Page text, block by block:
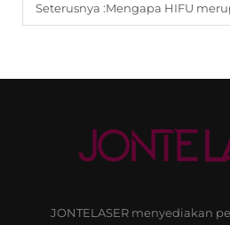
Seterusnya :Mengapa HIFU merupakan rawatan pilihan untuk
JONTELASER menyediakan